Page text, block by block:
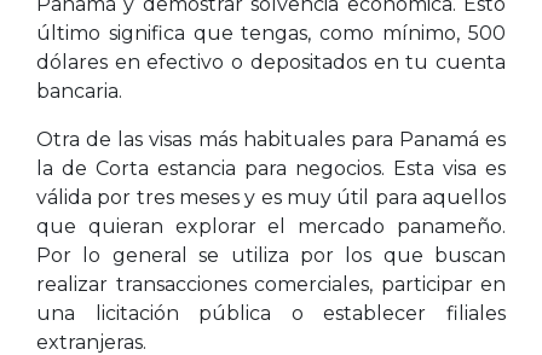
último significa que tengas, como mínimo, 500
dólares en efectivo o depositados en tu cuenta
bancaria.
Otra de las visas más habituales para Panamá es
la de Corta estancia para negocios. Esta visa es
válida por tres meses y es muy útil para aquellos
que quieran explorar el mercado panameño.
Por lo general se utiliza por los que buscan
realizar transacciones comerciales, participar en
una licitación pública o establecer filiales
extranjeras.